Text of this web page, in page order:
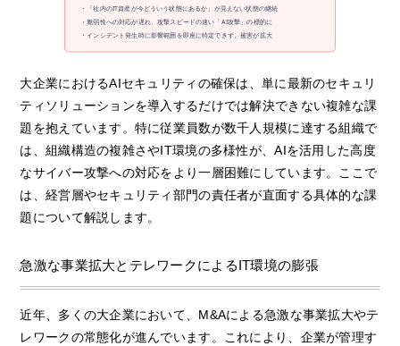
・「社内のIT資産が今どういう状態にあるか」が見えない状態の継続
・脆弱性への対応が遅れ、攻撃スピードの速い「AI攻撃」の標的に
・インシデント発生時に影響範囲を即座に特定できず、被害が拡大
大企業におけるAIセキュリティの確保は、単に最新のセキュリ
ティソリューションを導入するだけでは解決できない複雑な課
題を抱えています。特に従業員数が数千人規模に達する組織で
は、組織構造の複雑さやIT環境の多様性が、AIを活用した高度
なサイバー攻撃への対応をより一層困難にしています。ここで
は、経営層やセキュリティ部門の責任者が直面する具体的な課
題について解説します。
急激な事業拡大とテレワークによるIT環境の膨張
近年、多くの大企業において、M&Aによる急激な事業拡大やテ
レワークの常態化が進んでいます。これにより、企業が管理す